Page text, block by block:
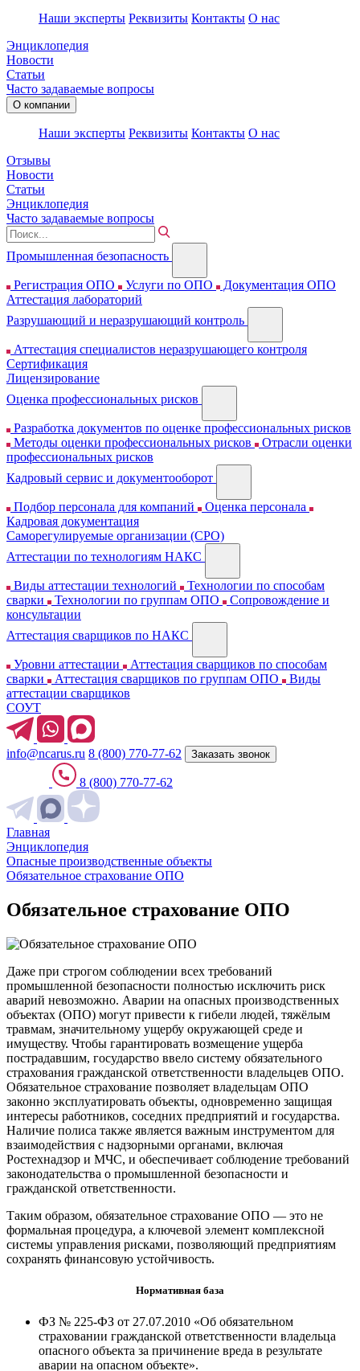
Наши эксперты Реквизиты Контакты О нас
Энциклопедия
Новости
Статьи
Часто задаваемые вопросы
О компании
Наши эксперты Реквизиты Контакты О нас
Отзывы
Новости
Статьи
Энциклопедия
Часто задаваемые вопросы
Промышленная безопасность
Регистрация ОПО Услуги по ОПО
Документация ОПО
Аттестация лабораторий
Разрушающий и неразрушающий контроль
Аттестация специалистов неразрушающего контроля
Сертификация
Лицензирование
Оценка профессиональных рисков
Разработка документов по оценке профессиональных рисков
Методы оценки профессиональных рисков
Отрасли оценки
профессиональных рисков
Кадровый сервис и документооборот
Подбор персонала для компаний
Оценка персонала
Кадровая документация
Cаморегулируемые организации (СРО)
Аттестации по технологиям НАКС
Виды аттестации технологий
Технологии по способам
сварки
Технологии по группам ОПО
Сопровождение и
консультации
Аттестация сварщиков по НАКС
Уровни аттестации
Аттестация сварщиков по способам
сварки
Аттестация сварщиков по группам ОПО
Виды
аттестации сварщиков
СОУТ
info@ncarus.ru 8 (800) 770-77-62 Заказать звонок
8 (800) 770-77-62
Главная
Энциклопедия
Опасные производственные объекты
Обязательное страхование ОПО
Обязательное страхование ОПО
Даже при строгом соблюдении всех требований
промышленной безопасности полностью исключить риск
аварий невозможно. Аварии на опасных производственных
объектах (ОПО) могут привести к гибели людей, тяжёлым
травмам, значительному ущербу окружающей среде и
имуществу. Чтобы гарантировать возмещение ущерба
пострадавшим, государство ввело систему обязательного
страхования гражданской ответственности владельцев ОПО.
Обязательное страхование позволяет владельцам ОПО
законно эксплуатировать объекты, одновременно защищая
интересы работников, соседних предприятий и государства.
Наличие полиса также является важным инструментом для
взаимодействия с надзорными органами, включая
Ростехнадзор и МЧС, и обеспечивает соблюдение требований
законодательства о промышленной безопасности и
гражданской ответственности.
Таким образом, обязательное страхование ОПО — это не
формальная процедура, а ключевой элемент комплексной
системы управления рисками, позволяющий предприятиям
сохранять финансовую устойчивость.
Нормативная база
ФЗ № 225-ФЗ от 27.07.2010 «Об обязательном
страховании гражданской ответственности владельца
опасного объекта за причинение вреда в результате
аварии на опасном объекте».